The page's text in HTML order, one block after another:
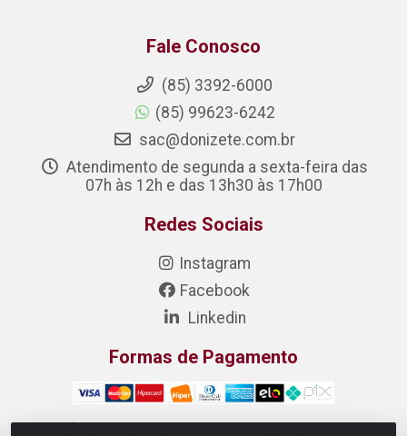
Fale Conosco
(85) 3392-6000
(85) 99623-6242
sac@donizete.com.br
Atendimento de segunda a sexta-feira das
07h às 12h e das 13h30 às 17h00
Redes Sociais
Instagram
Facebook
Linkedin
Formas de Pagamento